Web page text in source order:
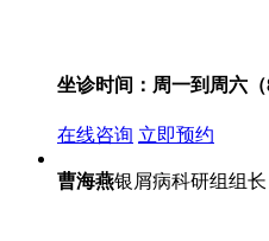
坐诊时间： 周一到周六（
在线咨询 立即预约
曹海燕银屑病科研组组长